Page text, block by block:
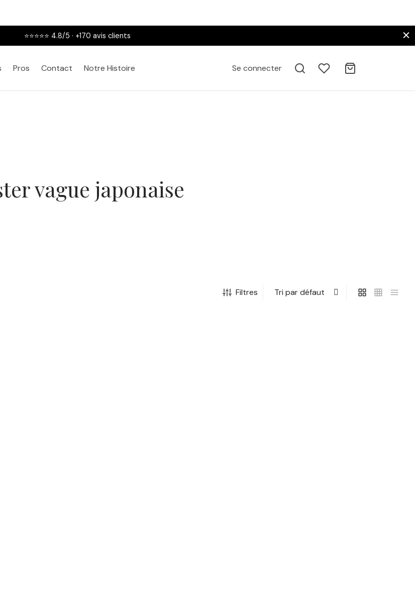
2 achetées = la 3ème OFFERTE
Pros Contact Notre Histoire Se connecter
vague japonaise
Filtres